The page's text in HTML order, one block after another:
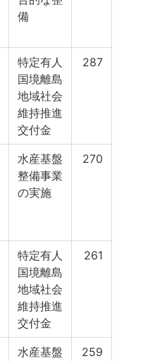
備
特定有人
国境離島
地域社会
維持推進
交付金
287
水産基盤
整備事業
の実施
270
特定有人
国境離島
地域社会
維持推進
交付金
261
水産基盤
259